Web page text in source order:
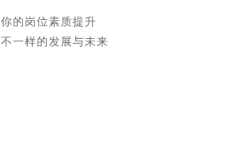
的岗位素质提升
一样的发展与未来